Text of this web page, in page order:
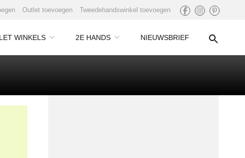
Outlet toevoegen Tweedehandswinkel toevoegen
WINKELS 2E HANDS NIEUWSBRIEF